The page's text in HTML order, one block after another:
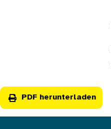
PDF herunterladen